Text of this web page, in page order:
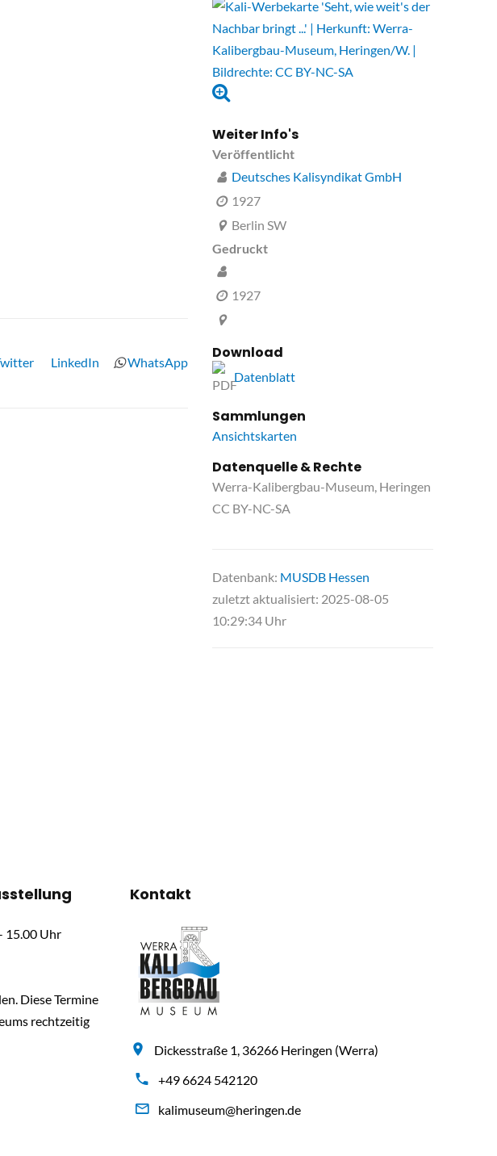
LinkedIn WhatsApp
Weiter Info's
Veröffentlicht
Deutsches Kalisyndikat GmbH
1927
Berlin SW
Gedruckt
1927
Download
Datenblatt
Sammlungen
Ansichtskarten
Datenquelle & Rechte
Werra-Kalibergbau-Museum, Heringen
CC BY-NC-SA
Datenbank: MUSDB Hessen
zuletzt aktualisiert: 2025-08-05
10:29:34 Uhr
15.00 Uhr
Diese Termine
rechtzeitig
Kontakt
Dickesstraße 1, 36266 Heringen (Werra)
+49 6624 542120
kalimuseum@heringen.de